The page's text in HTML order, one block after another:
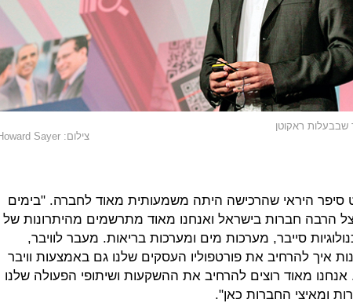
שבבעלות ראקוטן
צילום: Howard Sayer
סיפר היראי שהרכישה היתה משמעותית מאוד לחברה. "בימים
הרבה חברות בישראל ואנחנו מאוד מתרשמים מהיתרונות של
סייבר, מערכות מים ומערכות בריאות. מעבר לוויבר,
איך להרחיב את פורטפוליו העסקים שלנו גם באמצעות וויבר
מאוד רוצים להרחיב את ההשקעות ושיתופי הפעולה שלנו
ומאיצי החברות כאן".